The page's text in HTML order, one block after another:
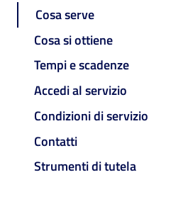
Cosa serve
Cosa si ottiene
Tempi e scadenze
Accedi al servizio
Condizioni di servizio
Contatti
Strumenti di tutela